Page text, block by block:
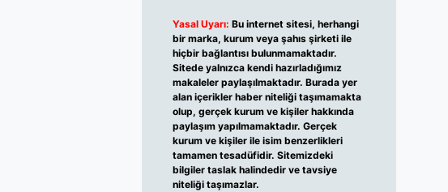
Yasal Uyarı: Bu internet sitesi, herhangi
bir marka, kurum veya şahıs şirketi ile
hiçbir bağlantısı bulunmamaktadır.
Sitede yalnızca kendi hazırladığımız
makaleler paylaşılmaktadır. Burada yer
alan içerikler haber niteliği taşımamakta
olup, gerçek kurum ve kişiler hakkında
paylaşım yapılmamaktadır. Gerçek
kurum ve kişiler ile isim benzerlikleri
tamamen tesadüfidir. Sitemizdeki
bilgiler taslak halindedir ve tavsiye
niteliği taşımazlar.